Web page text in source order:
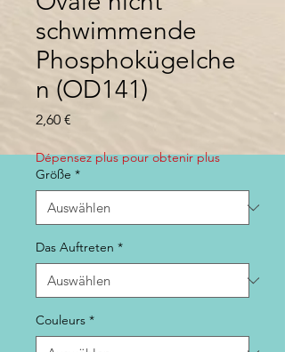
schwimmende
Phosphokügelche
n (OD141)
2,60 €
Dépensez plus pour obtenir plus
Größe *
Das Auftreten *
Couleurs *